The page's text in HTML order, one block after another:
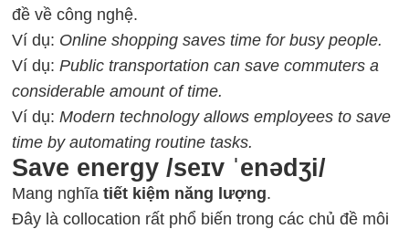
đề về công nghệ.
Ví dụ: Online shopping saves time for busy people.
Ví dụ:Public transportation can save commuters a
considerable amount of time.
Ví dụ:Modern technology allows employees to save
time by automating routine tasks.
Save energy /seɪv ˈenədʒi/
Mang nghĩatiết kiệm năng lượng.
Đây là collocation rất phổ biến trong các chủ đề môi